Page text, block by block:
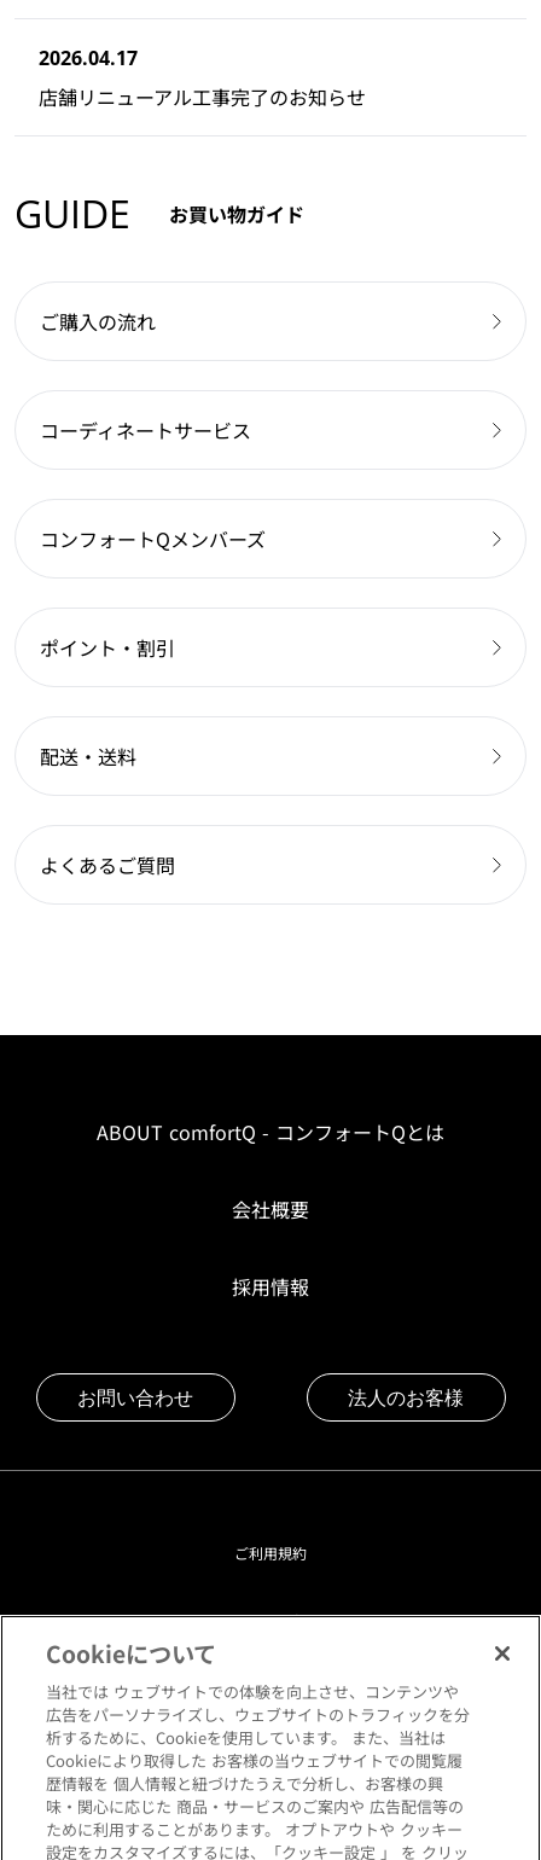
2026.04.17
店舗リニューアル工事完了のお知らせ
GUIDE お買い物ガイド
ご購入の流れ
コーディネートサービス
コンフォートQメンバーズ
ポイント・割引
配送・送料
よくあるご質問
ABOUT comfortQ - コンフォートQとは
会社概要
採用情報
お問い合わせ 法人のお客様
ご利用規約
プライバシーポリシー
クッキーポリシー
閲覧環境について
サイトマップ
Cookieについて
当社では ウェブサイトでの体験を向上させ、コンテンツや
広告をパーソナライズし、ウェブサイトのトラフィックを分
析するために、Cookieを使用しています。 また、当社は
Cookieにより取得した お客様の当ウェブサイトでの閲覧履
歴情報を 個人情報と紐づけたうえで分析し、お客様の興
味・関心に応じた 商品・サービスのご案内や 広告配信等の
ために利用することがあります。 オプトアウトや クッキー
設定をカスタマイズするには、「クッキー設定 」 を クリッ